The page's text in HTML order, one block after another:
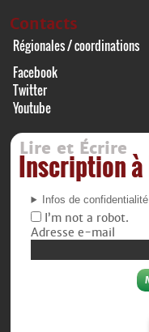
Contacts
Régionales / coordinations
Facebook
Twitter
Youtube
Lire et Écrire
Inscription
Infos de confidentialité
I’m not a robot.
Adresse e-mail